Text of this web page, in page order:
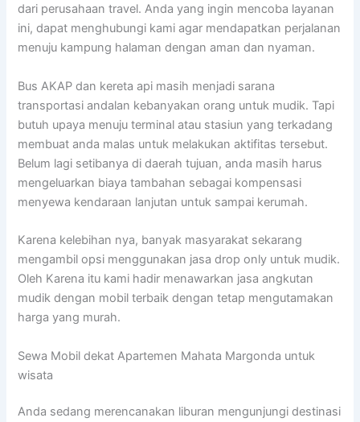
dari perusahaan travel. Anda yang ingin mencoba layanan
ini, dapat menghubungi kami agar mendapatkan perjalanan
menuju kampung halaman dengan aman dan nyaman.
Bus AKAP dan kereta api masih menjadi sarana
transportasi andalan kebanyakan orang untuk mudik. Tapi
butuh upaya menuju terminal atau stasiun yang terkadang
membuat anda malas untuk melakukan aktifitas tersebut.
Belum lagi setibanya di daerah tujuan, anda masih harus
mengeluarkan biaya tambahan sebagai kompensasi
menyewa kendaraan lanjutan untuk sampai kerumah.
Karena kelebihan nya, banyak masyarakat sekarang
mengambil opsi menggunakan jasa drop only untuk mudik.
Oleh Karena itu kami hadir menawarkan jasa angkutan
mudik dengan mobil terbaik dengan tetap mengutamakan
harga yang murah.
Sewa Mobil dekat Apartemen Mahata Margonda untuk
wisata
Anda sedang merencanakan liburan mengunjungi destinasi